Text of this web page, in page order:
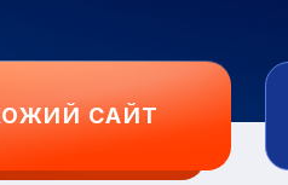
САЙТ